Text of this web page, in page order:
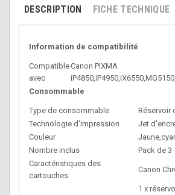
DESCRIPTION FICHE TECHNIQUE
Information de compatibilité
Compatible
avec
Canon PIXMA
Consommable
Type de consommable
Réservoir
Technologie d'impression
Jet
Couleur
Nombre inclus
Pack de 3
Caractéristiques des
cartouches
Canon
1 x